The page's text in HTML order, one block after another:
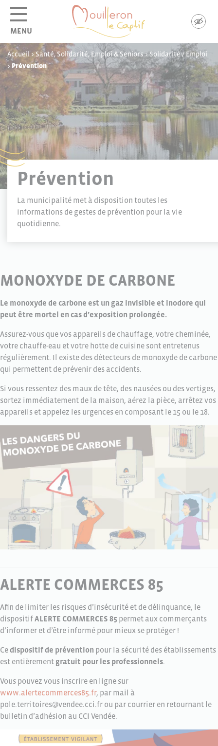
MENU
Accueil >Santé, Solidarité, Emploi & Seniors>Solidarité / Emploi
> Prévention
Prévention
La municipalité met à disposition toutes les
informations de gestes de prévention pour la vie
quotidienne.
MONOXYDE DE CARBONE
Le monoxyde de carbone est un gaz invisible et inodore qui
peut être mortel en cas d’exposition prolongée.
Assurez-vous que vos appareils de chauffage, votre cheminée,
votre chauffe-eau et votre hotte de cuisine sont entretenus
régulièrement. Il existe des détecteurs de monoxyde de carbone
qui permettent de prévenir des accidents.
Si vous ressentez des maux de tête, des nausées ou des vertiges,
sortez immédiatement de la maison, aérez la pièce, arrêtez vos
appareils et appelez les urgences en composant le 15 ou le 18.
ALERTE COMMERCES 85
Afin de limiter les risques d’insécurité et de délinquance, le
dispositif ALERTE COMMERCES 85 permet aux commerçants
d’informer et d’être informé pour mieux se protéger !
Ce dispositif de prévention pour la sécurité des établissements
est entièrement gratuit pour les professionnels.
Vous pouvez vous inscrire en ligne sur
www.alertecommerces85.fr, par mail à
pole.territoires@vendee.cci.fr ou par courrier en retournant le
bulletin d’adhésion au CCI Vendée.
Panneau de gestion des cookies